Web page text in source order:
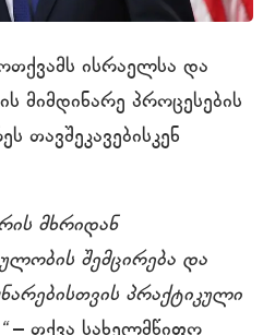
ისრაელსა და
მიმდინარე პროცესების
თავშეკავებისკენ
მხრიდან
შემცირება და
პრაქტიკული